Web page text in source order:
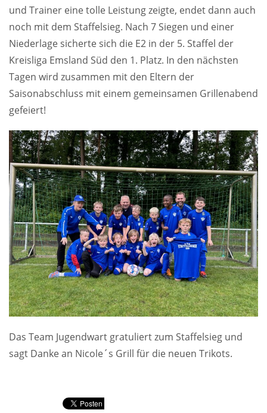
und Trainer eine tolle Leistung zeigte, endet dann auch
noch mit dem Staffelsieg. Nach 7 Siegen und einer
Niederlage sicherte sich die E2 in der 5. Staffel der
Kreisliga Emsland Süd den 1. Platz. In den nächsten
Tagen wird zusammen mit den Eltern der
Saisonabschluss mit einem gemeinsamen Grillenabend
gefeiert!
Das Team Jugendwart gratuliert zum Staffelsieg und
sagt Danke an Nicole´s Grill für die neuen Trikots.